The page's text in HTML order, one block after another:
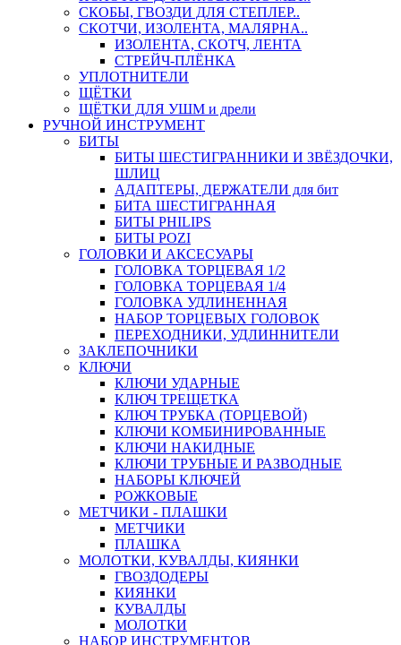
СКОБЫ, ГВОЗДИ ДЛЯ СТЕПЛЕР..
СКОТЧИ, ИЗОЛЕНТА, МАЛЯРНА..
ИЗОЛЕНТА, СКОТЧ, ЛЕНТА
СТРЕЙЧ-ПЛЁНКА
УПЛОТНИТЕЛИ
ЩЁТКИ
ЩЁТКИ ДЛЯ УШМ и дрели
РУЧНОЙ ИНСТРУМЕНТ
БИТЫ
БИТЫ ШЕСТИГРАННИКИ И ЗВЁЗДОЧКИ,
ШЛИЦ
АДАПТЕРЫ, ДЕРЖАТЕЛИ для бит
БИТА ШЕСТИГРАННАЯ
БИТЫ PHILIPS
БИТЫ POZI
ГОЛОВКИ И АКСЕСУАРЫ
ГОЛОВКА ТОРЦЕВАЯ 1/2
ГОЛОВКА ТОРЦЕВАЯ 1/4
ГОЛОВКА УДЛИНЕННАЯ
НАБОР ТОРЦЕВЫХ ГОЛОВОК
ПЕРЕХОДНИКИ, УДЛИННИТЕЛИ
ЗАКЛЕПОЧНИКИ
КЛЮЧИ
КЛЮЧИ УДАРНЫЕ
КЛЮЧ ТРЕЩЕТКА
КЛЮЧ ТРУБКА (ТОРЦЕВОЙ)
КЛЮЧИ КОМБИНИРОВАННЫЕ
КЛЮЧИ НАКИДНЫЕ
КЛЮЧИ ТРУБНЫЕ И РАЗВОДНЫЕ
НАБОРЫ КЛЮЧЕЙ
РОЖКОВЫЕ
МЕТЧИКИ - ПЛАШКИ
МЕТЧИКИ
ПЛАШКА
МОЛОТКИ, КУВАЛДЫ, КИЯНКИ
ГВОЗДОДЕРЫ
КИЯНКИ
КУВАЛДЫ
МОЛОТКИ
НАБОР ИНСТРУМЕНТОВ